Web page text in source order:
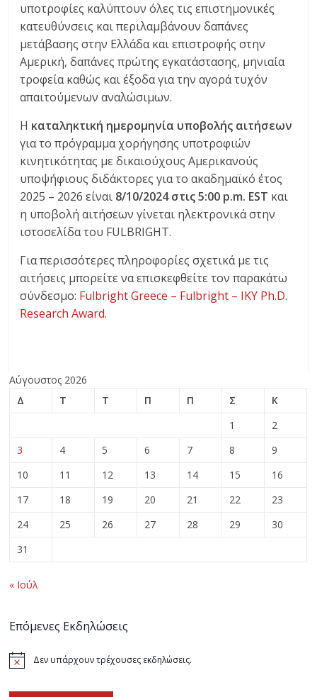
υποτροφίες καλύπτουν όλες τις επιστημονικές
κατευθύνσεις και περιλαμβάνουν δαπάνες
μετάβασης στην Ελλάδα και επιστροφής στην
Αμερική, δαπάνες πρώτης εγκατάστασης, μηνιαία
τροφεία καθώς και έξοδα για την αγορά τυχόν
απαιτούμενων αναλώσιμων.
Η καταληκτική ημερομηνία υποβολής αιτήσεων
για το πρόγραμμα χορήγησης υποτροφιών
κινητικότητας με δικαιούχους Αμερικανούς
υποψήφιους διδάκτορες για το ακαδημαϊκό έτος
2025 – 2026 είναι 8/10/2024 στις 5:00 p.m. EST και
η υποβολή αιτήσεων γίνεται ηλεκτρονικά στην
ιστοσελίδα του FULBRIGHT.
Για περισσότερες πληροφορίες σχετικά με τις
αιτήσεις μπορείτε να επισκεφθείτε τον παρακάτω
σύνδεσμο: Fulbright Greece – Fulbright – IKY Ph.D.
Research Award.
Αύγουστος 2026
Δ
Τ Τ Π Π Σ
Κ
1
2
3
4 5 6 7 8
9
10
11 12 13 14 15
16
17
18 19 20 21 22
23
24
25 26 27 28 29
30
31
« Ιούλ
Επόμενες Εκδηλώσεις
Δεν υπάρχουν τρέχουσες εκδηλώσεις.